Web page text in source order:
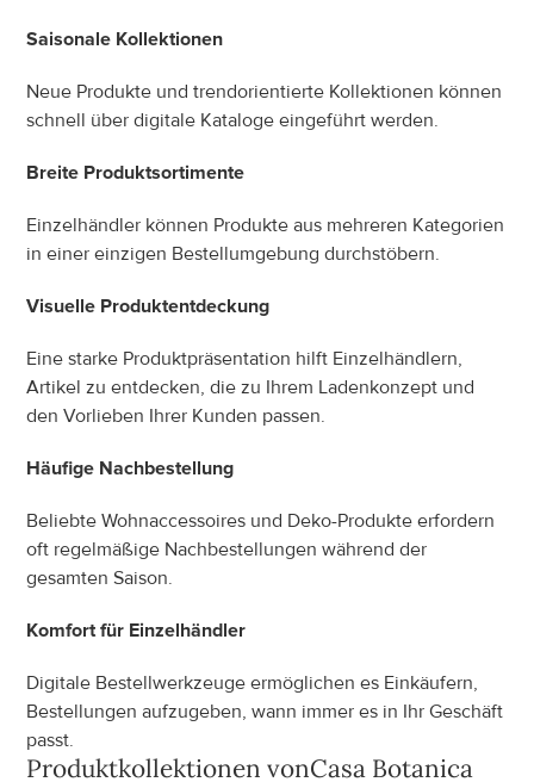
Saisonale Kollektionen
Neue Produkte und trendorientierte Kollektionen können
schnell über digitale Kataloge eingeführt werden.
Breite Produktsortimente
Einzelhändler können Produkte aus mehreren Kategorien
in einer einzigen Bestellumgebung durchstöbern.
Visuelle Produktentdeckung
Eine starke Produktpräsentation hilft Einzelhändlern,
Artikel zu entdecken, die zu Ihrem Ladenkonzept und
den Vorlieben Ihrer Kunden passen.
Häufige Nachbestellung
Beliebte Wohnaccessoires und Deko-Produkte erfordern
oft regelmäßige Nachbestellungen während der
gesamten Saison.
Komfort für Einzelhändler
Digitale Bestellwerkzeuge ermöglichen es Einkäufern,
Bestellungen aufzugeben, wann immer es in Ihr Geschäft
passt.
Produktkollektionen vonCasa Botanica